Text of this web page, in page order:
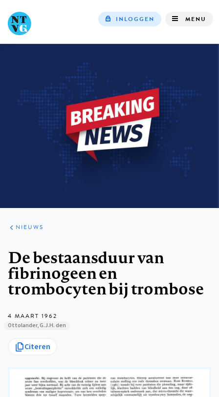
INLOGGEN MENU
ARTIKELEN
HET
KORT
NIEUWS
De bestaansduur van
fibrinogeen en
trombocyten bij trombose
4 MAART 1962
Ottolander, G.J.H. den
Citeren